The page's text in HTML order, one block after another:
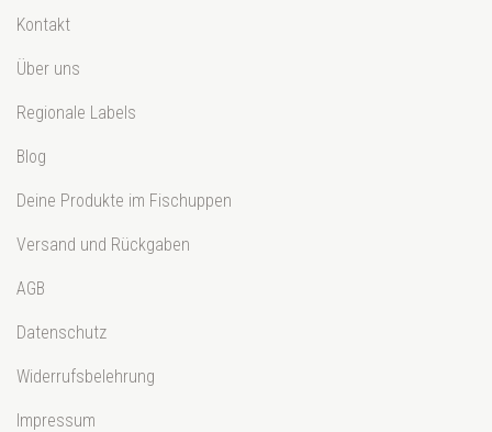
Kontakt
Über uns
Regionale Labels
Blog
Deine Produkte im Fischuppen
Versand und Rückgaben
AGB
Datenschutz
Widerrufsbelehrung
Impressum